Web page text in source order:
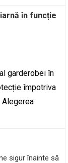
în funcție
garderobei în
împotriva
sigur înainte să